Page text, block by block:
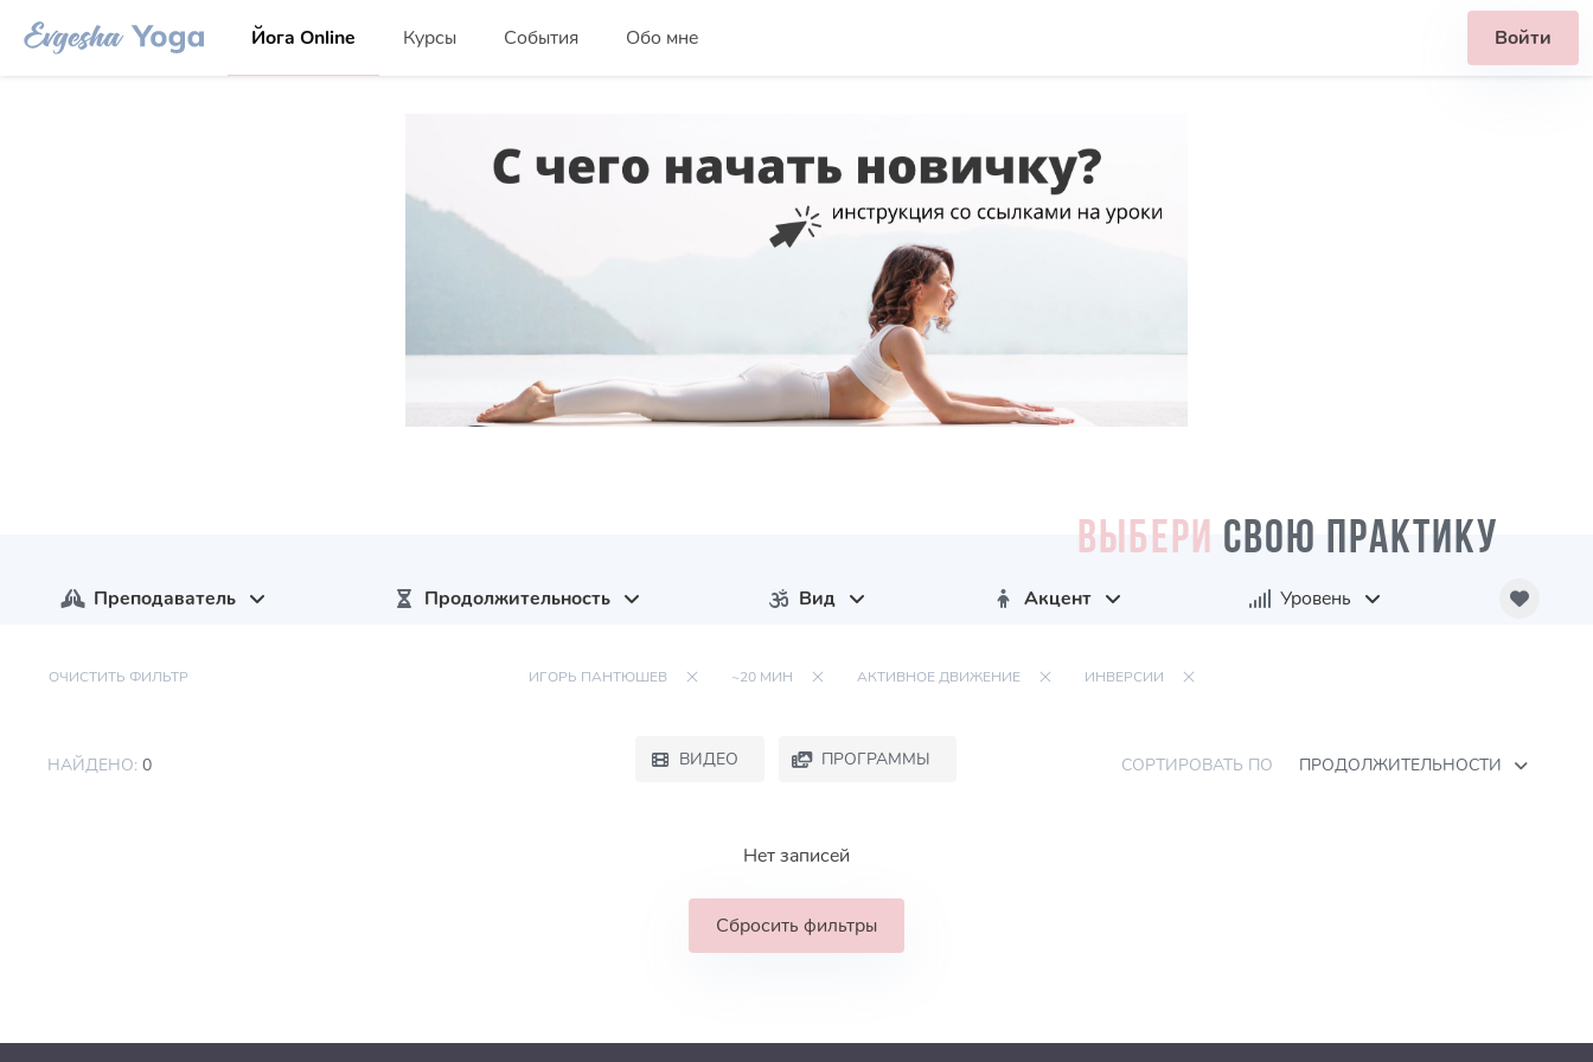
Йога Online Курсы События Обо мне Войти
ВЫБЕРИ СВОЮ ПРАКТИКУ
Преподаватель Продолжительность Вид Акцент Уровень
ОЧИСТИТЬ ФИЛЬТР ИГОРЬ ПАНТЮШЕВ ~20 МИН АКТИВНОЕ ДВИЖЕНИЕ ИНВЕРСИИ
НАЙДЕНО: 0 ВИДЕО ПРОГРАММЫ СОРТИРОВАТЬ ПО ПРОДОЛЖИТЕЛЬНОСТИ
Нет записей
Сбросить фильтры